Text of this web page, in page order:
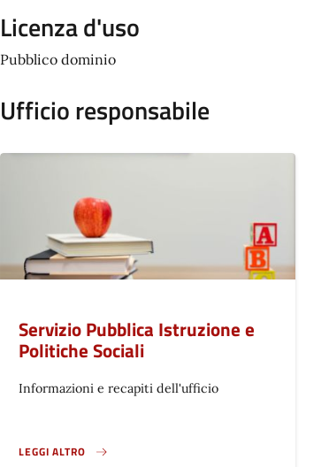
Licenza d'uso
Pubblico dominio
Ufficio responsabile
Servizio Pubblica Istruzione e
Politiche Sociali
Informazioni e recapiti dell'ufficio
LEGGI ALTRO
}